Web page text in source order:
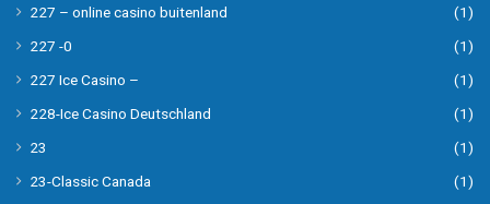
227 – online casino buitenland
(1)
227 -0
(1)
227 Ice Casino –
(1)
228-Ice Casino Deutschland
(1)
23
(1)
23-Classic Canada
(1)